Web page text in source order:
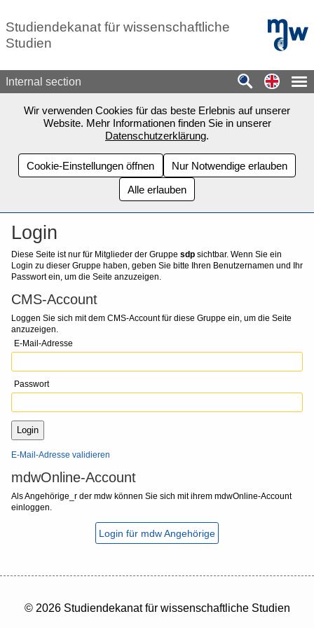
Studiendekanat für wissenschaftliche
Studien
mdw -
Internal section
Wir verwenden Cookies für das beste Erlebnis auf unserer
Website. Mehr Informationen finden Sie in unserer
Datenschutzerklärung.
Cookie-Einstellungen öffnen
Nur Notwendige erlauben
Alle erlauben
Login
Diese Seite ist nur für Mitglieder der Gruppe sdp sichtbar. Wenn Sie ein
Login zu dieser Gruppe haben, geben Sie bitte Ihren Benutzernamen und Ihr
Passwort ein, um die Seite anzuzeigen.
CMS-Account
Loggen Sie sich mit dem CMS-Account für diese Gruppe ein, um die Seite
anzuzeigen.
E-Mail-Adresse
Passwort
E-Mail-Adresse validieren
mdwOnline-Account
Als Angehörige_r der mdw können Sie sich mit ihrem mdwOnline-Account
einloggen.
Login für mdw Angehörige
© 2026 Studiendekanat für wissenschaftliche Studien